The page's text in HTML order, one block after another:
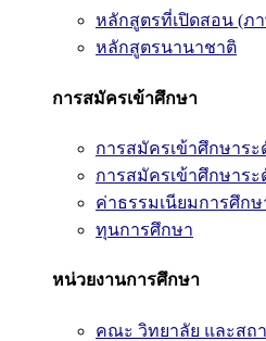
หลักสูตรที่เปิดสอน (ภ
หลักสูตรนานาชาติ
การสมัครเข้าศึกษา
การสมัครเข้าศึกษา
การสมัครเข้าศึกษาร
ค่าธรรมเนียมการศึกษ
ทุนการศึกษา
หน่วยงานการศึกษา
คณะ วิทยาลัย และสถ